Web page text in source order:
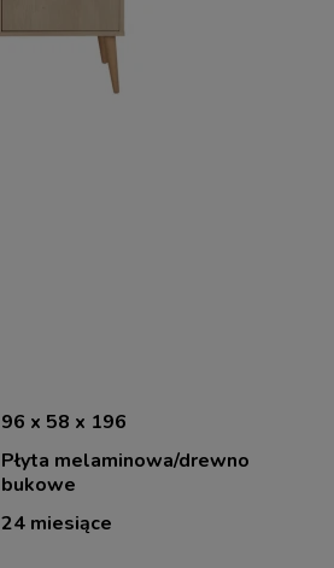
96 x 58 x 196
Płyta melaminowa/drewno
bukowe
24 miesiące